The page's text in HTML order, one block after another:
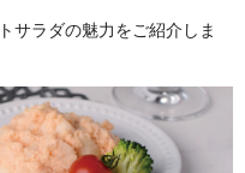
サラダの魅力をご紹介しま